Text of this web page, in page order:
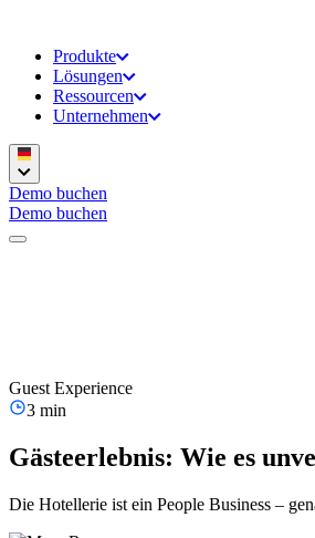
Produkte
Lösungen
Ressourcen
Unternehmen
Demo buchen
Demo buchen
Guest Experience
3 min
Gästeerlebnis: Wie es
Die Hotellerie ist ein People Business –